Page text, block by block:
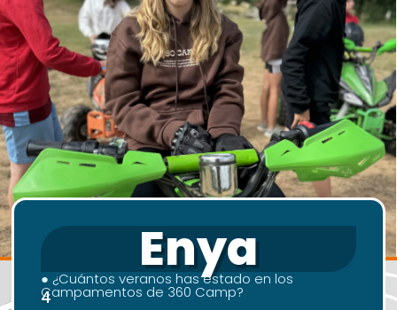
Enya
● ¿Cuántos veranos has estado en los
Campamentos de 360 Camp?
4